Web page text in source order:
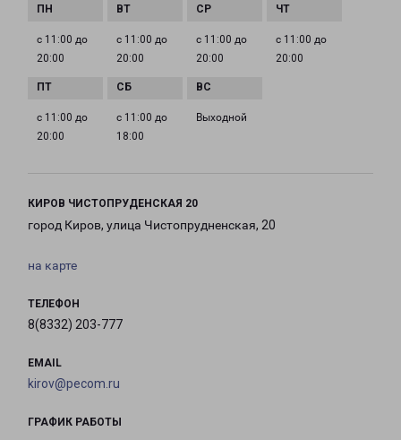
с 11:00 до
20:00
с 11:00 до
20:00
с 11:00 до
20:00
с 11:00 до
20:00
с 11:00 до
20:00
с 11:00 до
18:00
Выходной
КИРОВ ЧИСТОПРУДЕНСКАЯ 20
город Киров, улица Чистопрудненская, 20
на карте
ТЕЛЕФОН
8(8332) 203-777
EMAIL
kirov@pecom.ru
ГРАФИК РАБОТЫ